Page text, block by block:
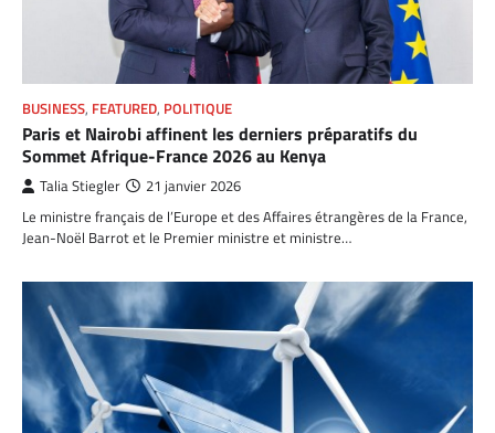
BUSINESS, FEATURED, POLITIQUE
Paris et Nairobi affinent les derniers préparatifs du
Sommet Afrique-France 2026 au Kenya
Talia Stiegler 21 janvier 2026
Le ministre français de l’Europe et des Affaires étrangères de la France,
Jean-Noël Barrot et le Premier ministre et ministre…